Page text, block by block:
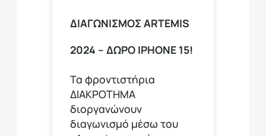
ΔΙΑΓΩΝΙΣΜΟΣ ΑRTEMIS
2024 – ΔΩΡΟ IPHONE 15!
Τα φροντιστήρια
ΔΙΑΚΡΟΤΗΜΑ
διοργανώνουν
διαγωνισμό μέσω του